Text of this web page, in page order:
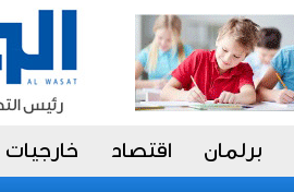
برلمان اقتصاد خارجيات